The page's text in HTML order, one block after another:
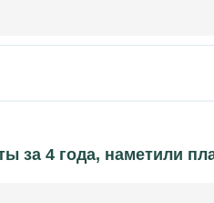
за 4 года, наметили